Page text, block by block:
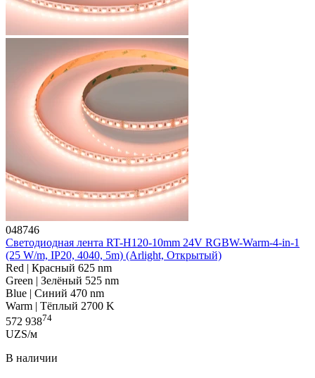
048746
Светодиодная лента RT-H120-10mm 24V RGBW-Warm-4-in-1
(25 W/m, IP20, 4040, 5m) (Arlight, Открытый)
Red | Красный 625 nm
Green | Зелёный 525 nm
Blue | Синий 470 nm
Warm | Тёплый 2700 K
572 93874
UZS/м
В наличии